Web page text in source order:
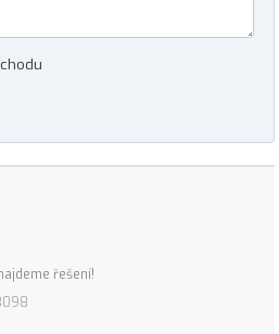
řešení!